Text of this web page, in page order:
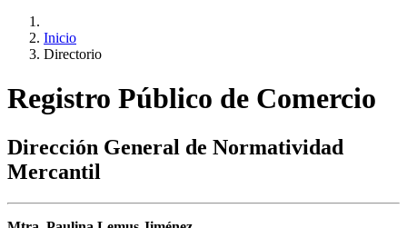
Inicio
Directorio
Registro Público de Comercio
Dirección General de Normatividad
Mercantil